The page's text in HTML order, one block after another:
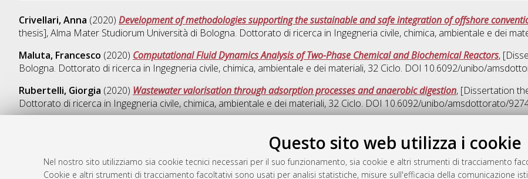
Questo sito web utilizza i cookie
Nel nostro sito utilizziamo sia cookie tecnici necessari per il suo funzionamento, sia cookie e altri strumenti di tracciamento
Cookie e altri strumenti di tracciamento facoltativi sono usati per analisi statistiche, misure sull'efficacia della comunicazione
Crivellari, Anna (2020) Development of methodologies supporting the sustainable and safe integration of offshore
thesis], Alma Mater Studiorum Università di Bologna. Dottorato di ricerca in Ingegneria civile, chimica, ambientale e dei
Maluta, Francesco (2020) Computational Fluid Dynamics Analysis of Two-Phase Chemical and Biochemical Reactors,
Bologna. Dottorato di ricerca in Ingegneria civile, chimica, ambientale e dei materiali, 32 Ciclo. DOI 10.6092/unibo/
Rubertelli, Giorgia (2020) Wastewater valorisation through adsorption processes and anaerobic digestion, [Dissertation
Dottorato di ricerca in Ingegneria civile, chimica, ambientale e dei materiali, 32 Ciclo. DOI 10.6092/unibo/amsdottorato/
Atom
AMS Dottorato